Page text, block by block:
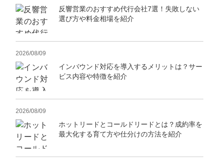
反響営業のおすすめ代行会社7選！失敗しない
選び方や料金相場を紹介
2026/08/09
インバウンド対応を導入するメリットは？サー
ビス内容や特徴を紹介
2026/08/09
ホットリードとコールドリードとは？成約率を
最大化する育て方や仕分けの方法を紹介